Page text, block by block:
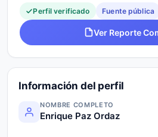
Perfil verificado Fuente pública
Ver Reporte
Información del perfil
NOMBRE COMPLETO
Enrique Paz Ordaz